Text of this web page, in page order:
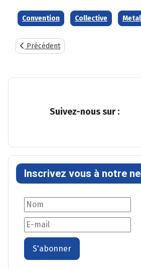
Convention Collective
Article précédent : Appointements
Précédent
Suivez-nous sur :
Inscrivez vous à notre
S'abonner